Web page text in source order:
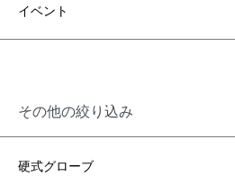
イベント
その他の絞り込み
硬式グローブ